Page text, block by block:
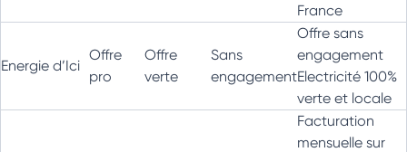
France
Energie d’Ici
Offre
pro
Offre
verte
Sans
engagement
Offre sans
engagement
Electricité 100%
verte et locale
Facturation
mensuelle sur